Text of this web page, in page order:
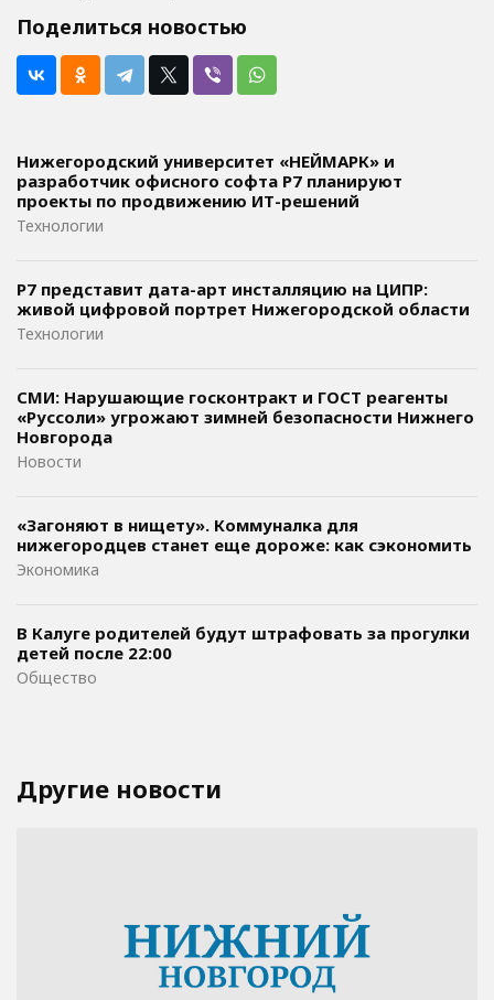
Поделиться новостью
Нижегородский университет «НЕЙМАРК» и
разработчик офисного софта P7 планируют
проекты по продвижению ИТ-решений
Технологии
Р7 представит дата-арт инсталляцию на ЦИПР:
живой цифровой портрет Нижегородской области
Технологии
СМИ: Нарушающие госконтракт и ГОСТ реагенты
«Руссоли» угрожают зимней безопасности Нижнего
Новгорода
Новости
«Загоняют в нищету». Коммуналка для
нижегородцев станет еще дороже: как сэкономить
Экономика
В Калуге родителей будут штрафовать за прогулки
детей после 22:00
Общество
Другие новости